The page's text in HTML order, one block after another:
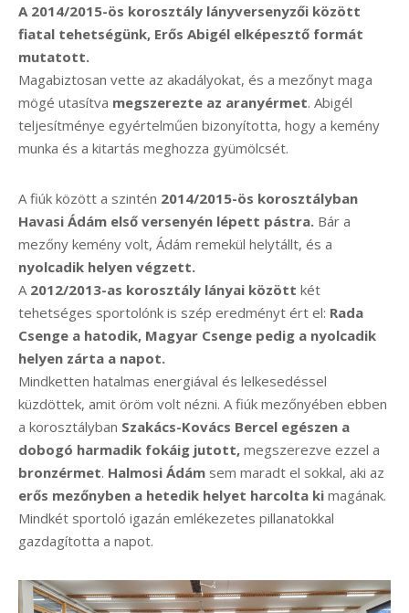
A 2014/2015-ös korosztály lányversenyzői között
fiatal tehetségünk, Erős Abigél elképesztő formát
mutatott.
Magabiztosan vette az akadályokat, és a mezőnyt maga
mögé utasítva megszerezte az aranyérmet. Abigél
teljesítménye egyértelműen bizonyította, hogy a kemény
munka és a kitartás meghozza gyümölcsét.
A fiúk között a szintén 2014/2015-ös korosztályban
Havasi Ádám első versenyén lépett pástra. Bár a
mezőny kemény volt, Ádám remekül helytállt, és a
nyolcadik helyen végzett.
A 2012/2013-as korosztály lányai között két
tehetséges sportolónk is szép eredményt ért el: Rada
Csenge a hatodik, Magyar Csenge pedig a nyolcadik
helyen zárta a napot.
Mindketten hatalmas energiával és lelkesedéssel
küzdöttek, amit öröm volt nézni. A fiúk mezőnyében ebben
a korosztályban Szakács-Kovács Bercel egészen a
dobogó harmadik fokáig jutott, megszerezve ezzel a
bronzérmet. Halmosi Ádám sem maradt el sokkal, aki az
erős mezőnyben a hetedik helyet harcolta ki magának.
Mindkét sportoló igazán emlékezetes pillanatokkal
gazdagította a napot.